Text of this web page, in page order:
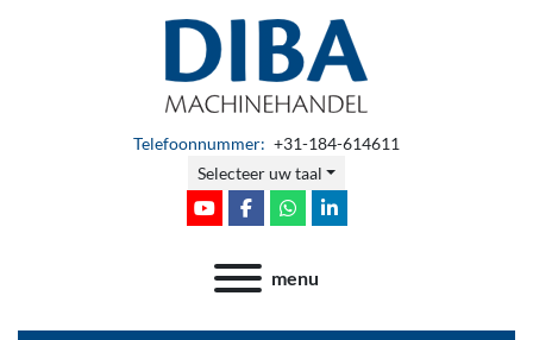
Telefoonnummer: +31-184-614611
Selecteer uw taal
youtubefacebookwhatsapplinkedin
menu